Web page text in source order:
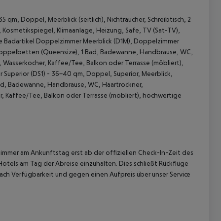
qm, Doppel, Meerblick (seitlich), Nichtraucher, Schreibtisch, 2
Klimaanlage, Heizung, Safe, TV (Sat-TV),
Doppelzimmer Meerblick (D1M), Doppelzimmer
(Queensize), 1 Bad, Badewanne, Handbrause, WC,
Kaffee/Tee, Balkon oder Terrasse (möbliert),
(DS1) - 36-40 qm, Doppel, Superior, Meerblick,
Badewanne, Handbrause, WC, Haartrockner,
Kaffee/Tee, Balkon oder Terrasse (möbliert), hochwertige
am Ankunftstag erst ab der offiziellen Check-In-Zeit des
am Tag der Abreise einzuhalten. Dies schließt Rückflüge
Verfügbarkeit und gegen einen Aufpreis über unser Service